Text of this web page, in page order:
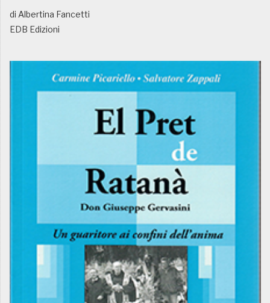
di Albertina Fancetti
EDB Edizioni